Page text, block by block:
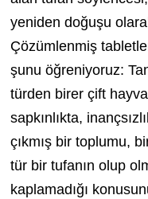
yeniden doğuşu
Çözümlenmiş
şunu öğreniyoruz:
türden birer çift
sapkınlıkta,
çıkmış bir toplumu,
tür bir tufanın olup
kaplamadığı